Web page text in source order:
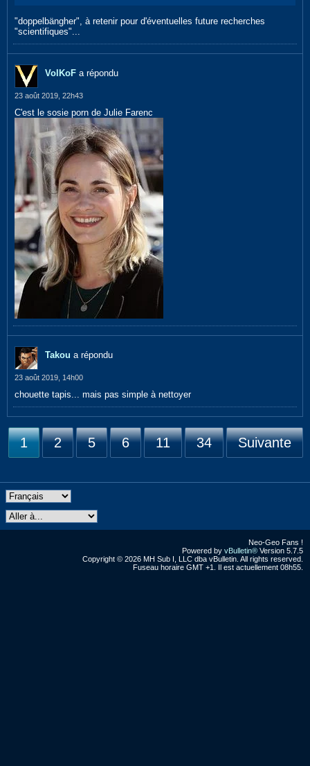
"doppelbängher", à retenir pour d'éventuelles future recherches
"scientifiques"...
VolKoF a répondu
23 août 2019, 22h43
C'est le sosie porn de Julie Farenc
Takou a répondu
23 août 2019, 14h00
chouette tapis... mais pas simple à nettoyer
1 2 5 6 11 34 Suivante
Neo-Geo Fans !
Powered by vBulletin® Version 5.7.5
Copyright © 2026 MH Sub I, LLC dba vBulletin. All rights reserved.
Fuseau horaire GMT +1. Il est actuellement 08h55.